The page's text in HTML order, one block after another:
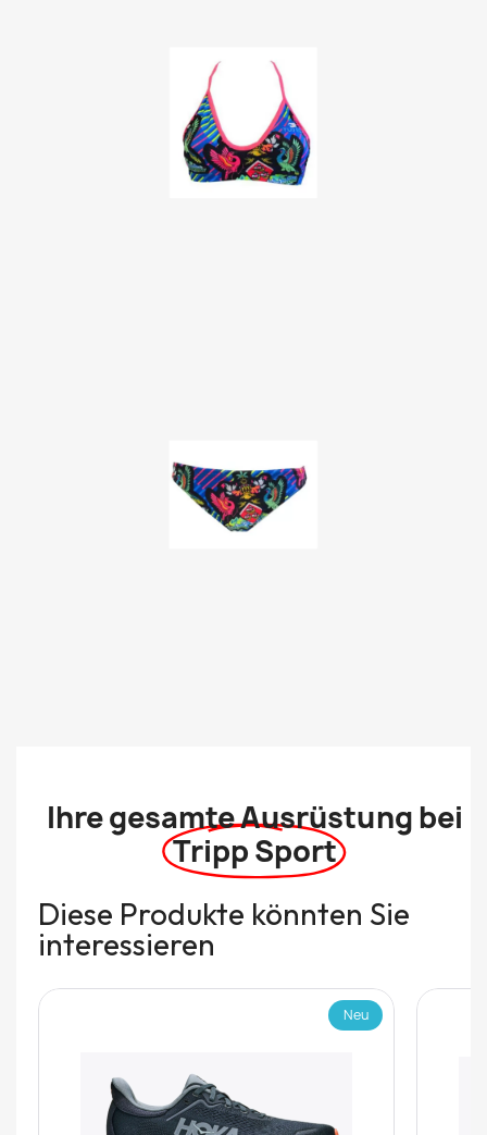
Ihre gesamte Ausrüstung bei
Tripp Sport
Diese Produkte könnten Sie
interessieren
Neu